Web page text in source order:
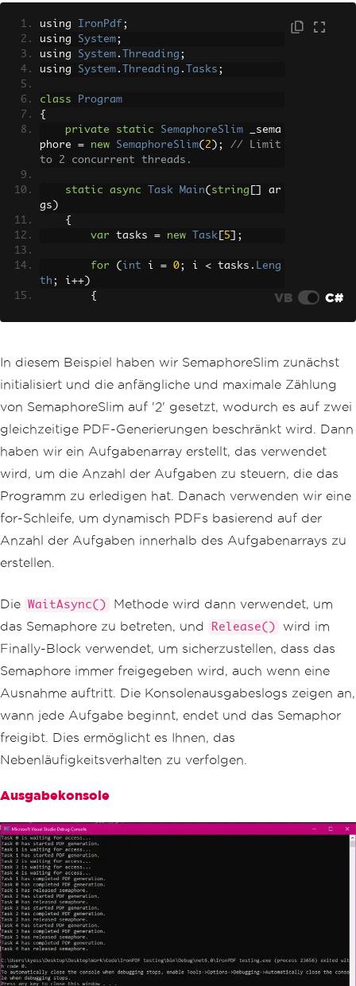
using IronPdf ;
using System;
using System . Threading ;
using System . Threading . Tasks ;
class
Program
{
private
static SemaphoreSlim _sema
phore = new SemaphoreSlim( 2 );
// Limit
to 2 concurrent threads.
static async Task Main( string
ar
gs )
{
var tasks = new Task 5 ];
for ( int i = 0; i < tasks . Leng
th ; i++)
{
string
outputPath
"outp
ut_{i}.pdf"
// Start multiple tasks to
            tasks
[ i] =
GeneratePdfAsyn
c ( htmlContent, outputPath, i);
await Task.WhenAll(tasks);
static async Task
GeneratePdfAsync
h ,
Console . WriteLine $
Id} is waiting for access..."
// Wait to enter the semaphor
await _semaphore .WaitAsync();
{
Console. WriteLine($
n." );
=
new ChromePdfRenderer
nderer.RenderHtmlAsPdfAsync(htmlConten
t);
{taskId} has completed PDF generatio
n.");
}
finally
{
// Ensure semaphore is rel
eased to allow other tasks to proceed.
VB C#
In diesem Beispiel haben wir SemaphoreSlim zunächst
initialisiert und die anfängliche und maximale Zählung
von SemaphoreSlim auf '2' gesetzt, wodurch es auf zwei
gleichzeitige PDF-Generierungen beschränkt wird. Dann
haben wir ein Aufgabenarray erstellt, das verwendet
wird, um die Anzahl der Aufgaben zu steuern, die das
Programm zu erledigen hat. Danach verwenden wir eine
for-Schleife, um dynamisch PDFs basierend auf der
Anzahl der Aufgaben innerhalb des Aufgabenarrays zu
erstellen.
Die WaitAsync()
Methode wird dann verwendet, um
das Semaphore zu betreten, und
Release()
wird im
Finally-Block verwendet, um sicherzustellen, dass das
Semaphore immer freigegeben wird, auch wenn eine
Ausnahme auftritt. Die Konsolenausgabeslogs zeigen an,
wann jede Aufgabe beginnt, endet und das Semaphor
freigibt. Dies ermöglicht es Ihnen, das
Nebenläufigkeitsverhalten zu verfolgen.
Ausgabekonsole